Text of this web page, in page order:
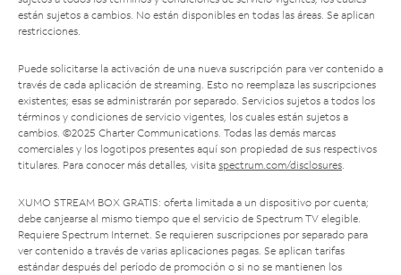
están sujetos a cambios. No están disponibles en todas las áreas. Se aplican
restricciones.
Puede solicitarse la activación de una nueva suscripción para ver contenido a
través de cada aplicación de streaming. Esto no reemplaza las suscripciones
existentes; esas se administrarán por separado. Servicios sujetos a todos los
términos y condiciones de servicio vigentes, los cuales están sujetos a
cambios. ©2025 Charter Communications. Todas las demás marcas
comerciales y los logotipos presentes aquí son propiedad de sus respectivos
titulares. Para conocer más detalles, visita spectrum.com/disclosures.
XUMO STREAM BOX GRATIS: oferta limitada a un dispositivo por cuenta;
debe canjearse al mismo tiempo que el servicio de Spectrum TV elegible.
Requiere Spectrum Internet. Se requieren suscripciones por separado para
ver contenido a través de varias aplicaciones pagas. Se aplican tarifas
estándar después del período de promoción o si no se mantienen los